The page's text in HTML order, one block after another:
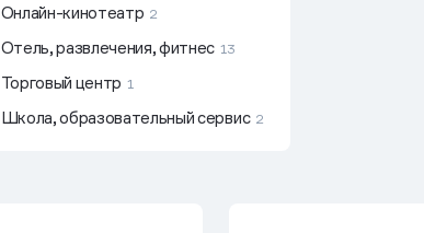
Онлайн-кинотеатр 2
Отель, развлечения, фитнес 13
Торговый центр 1
Школа, образовательный сервис 2